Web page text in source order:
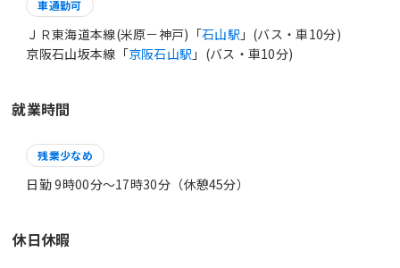
車通勤可
ＪＲ東海道本線(米原－神戸)「石山駅 」(バス・車10分)
京阪石山坂本線「京阪石山駅 」(バス・車10分)
就業時間
残業少なめ
日勤 9時00分〜17時30分（休憩45分）
休日休暇